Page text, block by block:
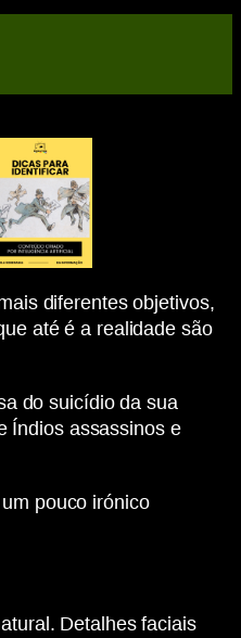
diferentes objetivos,
até é a realidade são
do suicídio da sua
Índios assassinos e
pouco irónico
Detalhes faciais